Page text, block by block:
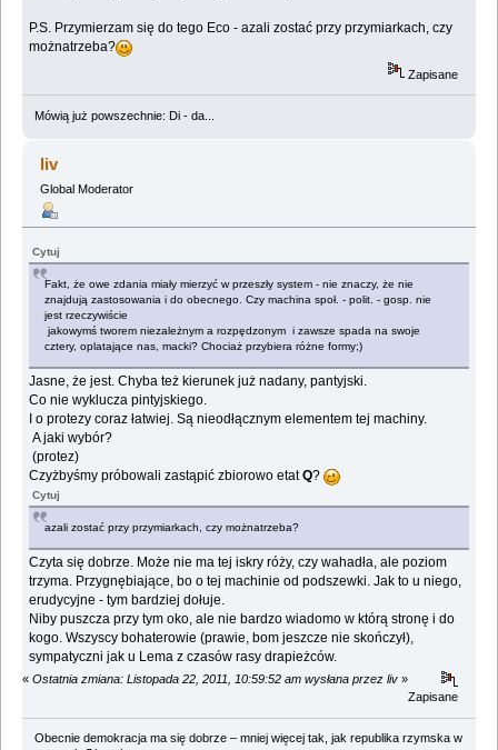
P.S. Przymierzam się do tego Eco - azali zostać przy przymiarkach, czy
możnatrzeba?
Zapisane
Mówią już powszechnie: Di - da...
liv
Global Moderator
Cytuj
Fakt, że owe zdania miały mierzyć w przeszły system - nie znaczy, że nie
znajdują zastosowania i do obecnego. Czy machina społ. - polit. - gosp. nie
jest rzeczywiście
jakowymś tworem niezależnym a rozpędzonym i zawsze spada na swoje
cztery, oplatające nas, macki? Chociaż przybiera różne formy;)
Jasne, że jest. Chyba też kierunek już nadany, pantyjski.
Co nie wyklucza pintyjskiego.
I o protezy coraz łatwiej. Są nieodłącznym elementem tej machiny.
A jaki wybór?
(protez)
Czyżbyśmy próbowali zastąpić zbiorowo etatQ?
Cytuj
azali zostać przy przymiarkach, czy możnatrzeba?
Czyta się dobrze. Może nie ma tej iskry róży, czy wahadła, ale poziom
trzyma. Przygnębiające, bo o tej machinie od podszewki. Jak to u niego,
erudycyjne - tym bardziej dołuje.
Niby puszcza przy tym oko, ale nie bardzo wiadomo w którą stronę i do
kogo. Wszyscy bohaterowie (prawie, bom jeszcze nie skończył),
sympatyczni jak u Lema z czasów rasy drapieżców.
« Ostatnia zmiana: Listopada 22, 2011, 10:59:52 am wysłana przez liv »
Zapisane
Obecnie demokracja ma się dobrze – mniej więcej tak, jak republika rzymska w